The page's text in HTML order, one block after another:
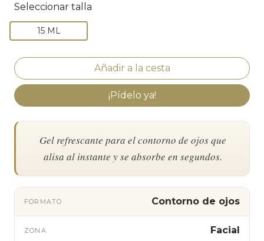
Seleccionar talla
15 ML
¡Pídelo ya!
Gel refrescante para el contorno de ojos que
alisa al instante y se absorbe en segundos.
FORMATO Contorno de ojos
ZONA Facial